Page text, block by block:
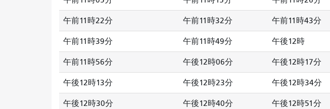
午前11時22分 午前11時32分 午前11時43分
午前11時39分 午前11時49分 午後12時
午前11時56分 午後12時06分 午後12時17分
午後12時13分 午後12時23分 午後12時34分
午後12時30分 午後12時40分 午後12時51分